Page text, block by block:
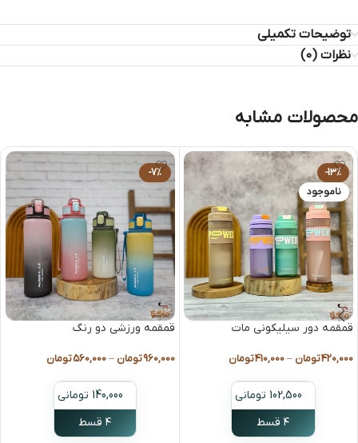
توضیحات تکمیلی
نظرات (0)
محصولات مشابه
-13%
ناموجود
قمقمه دور سیلیکونی مات
420,000تومان –
410,000تومان
102,500 تومانی
۴ قسط
-7%
قمقمه ورزشی دو رنگ
960,000تومان –
560,000تومان
140,000 تومانی
۴ قسط